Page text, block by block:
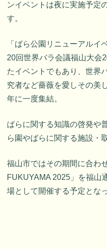
ンイベントは夜に実施予定
す。
「ばら公園リニューアルイ
20回世界バラ会議福山大会
たイベントでもあり、世界
究者など薔薇を愛しその美
年に一度集結。
ばらに関する知識の啓発や
ら園やばらに関する施設・
福山市ではその期間に合わ
FUKUYAMA 2025」を福山
場として開催する予定とな